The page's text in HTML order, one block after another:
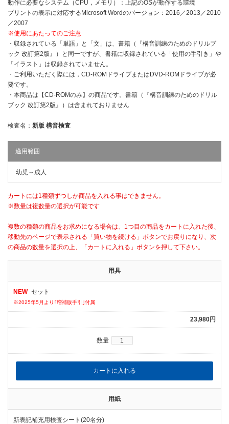
動作に必要なシステム（CPU，メモリ）：上記のOSが動作する環境
プリントの表示に対応するMicrosoft Wordのバージョン：2016／2013／2010
／2007
※使用にあたってのご注意
・収録されている「単語」と「文」は、書籍（『構音訓練のためのドリルブ
ック 改訂第2版』）と同一ですが、書籍に収録されている「使用の手引き」や
「イラスト」は収録されていません。
・ご利用いただく際には，CD-ROMドライブまたはDVD-ROMドライブが必
要です。
・本商品は【CD-ROMのみ】の商品です。書籍（『構音訓練のためのドリル
ブック 改訂第2版』）は含まれておりません
検査名： 新版 構音検査
適用範囲
幼児～成人
カートには1種類ずつしか商品を入れる事はできません。
※数量は複数量の選択が可能です
複数の種類の商品をお求めになる場合は、1つ目の商品をカートに入れた後、
移動先のページで表示される「買い物を続ける」ボタンでお戻りになり、次
の商品の数量を選択の上、「カートに入れる」ボタンを押して下さい。
用具
NEW セット
※2025年5月より｢増補版手引｣付属
23,980円
数量
用紙
新表記補充用検査シート(20名分)